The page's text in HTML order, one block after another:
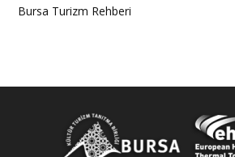
Bursa Turizm Rehberi